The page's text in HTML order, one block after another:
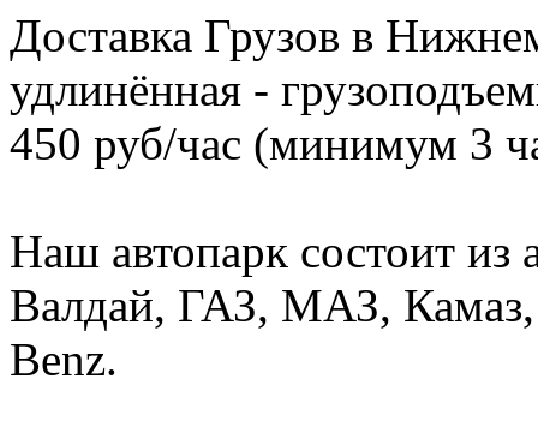
Доставка Грузов в
удлинённая -
450 руб/час (минимум 3
Наш автопарк состоит из
Валдай, ГАЗ, МАЗ, Камаз,
Benz.